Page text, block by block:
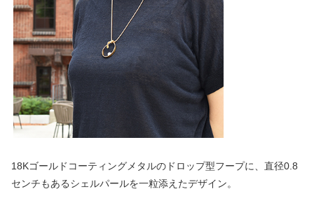
18Kゴールドコーティングメタルのドロップ型フープに、直径0.8
センチもあるシェルパールを一粒添えたデザイン。